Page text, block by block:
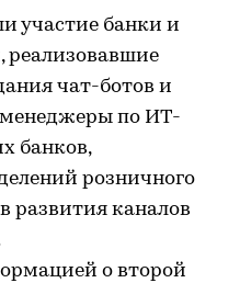
участие банки и
чат-ботов и
менеджеры по ИТ-
банков,
розничного
развития каналов
о второй